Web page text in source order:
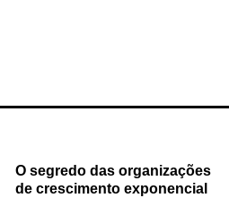
O segredo das organizações
de crescimento exponencial